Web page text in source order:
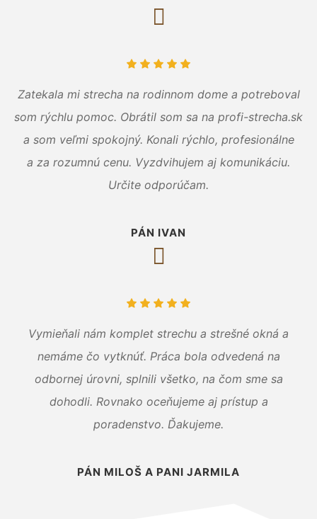
Zatekala mi strecha na rodinnom dome a potreboval
som rýchlu pomoc. Obrátil som sa na profi-strecha.sk
a som veľmi spokojný. Konali rýchlo, profesionálne
a za rozumnú cenu. Vyzdvihujem aj komunikáciu.
Určite odporúčam.
PÁN IVAN
Vymieňali nám komplet strechu a strešné okná a
nemáme čo vytknúť. Práca bola odvedená na
odbornej úrovni, splnili všetko, na čom sme sa
dohodli. Rovnako oceňujeme aj prístup a
poradenstvo. Ďakujeme.
PÁN MILOŠ A PANI JARMILA